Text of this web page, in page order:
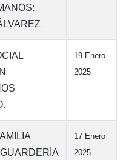
19 Enero
2025
17 Enero
2025